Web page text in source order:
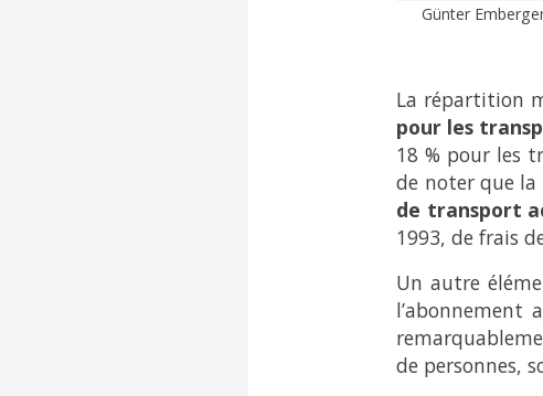
Günter
La répartition
pour les
18 % pour les
de noter que
de transport
1993, de frais
Un autre
l’abonnement
de personnes,